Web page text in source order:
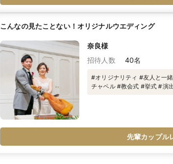
こんなの見たことない！オリジナルウエディング
奈良様
招待人数
40名
#オリジナリティ #友人と一
チャペル #教会式 #挙式 #演
先輩カップル